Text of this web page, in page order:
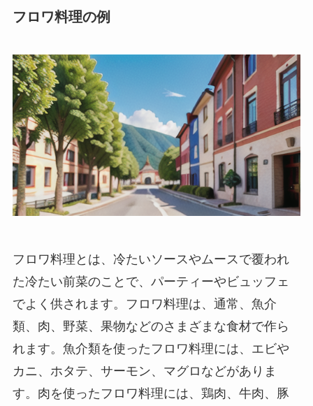
フロワ料理の例
フロワ料理 とは、冷たいソースやムースで覆われ
た冷たい前菜のことで、パーティーやビュッフェ
でよく供されます。フロワ料理は、通常、魚介
類、肉、野菜、果物などのさまざまな食材で作ら
れます。魚介類を使ったフロワ料理には、エビや
カニ、ホタテ、サーモン、マグロなどがありま
す。肉を使ったフロワ料理には、鶏肉、牛肉、豚